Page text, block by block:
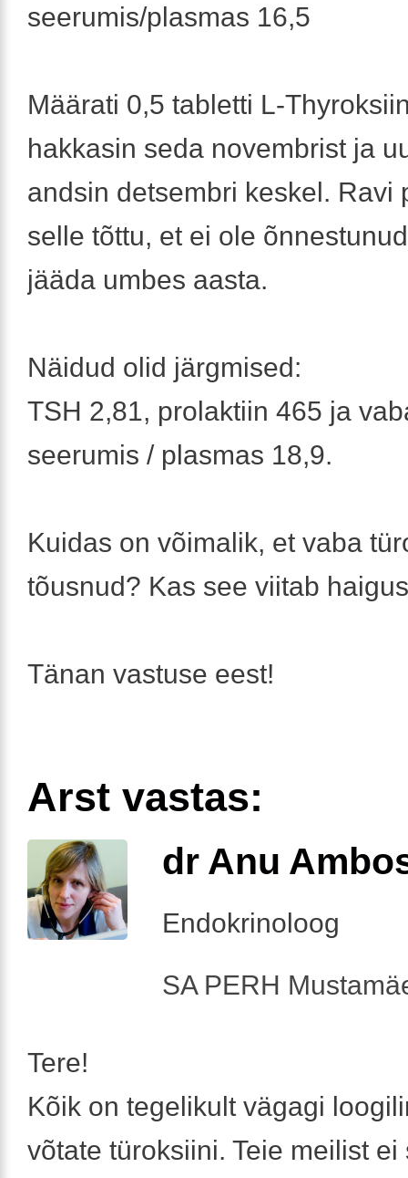
seerumis/plasmas 16,5
Määrati 0,5 tabletti L-
hakkasin seda novembrist ja
andsin detsembri keskel. Ravi
selle tõttu, et ei ole
jääda umbes aasta.
Näidud olid järgmised:
TSH 2,81, prolaktiin 465 ja
seerumis / plasmas 18,9.
Kuidas on võimalik, et vaba
tõusnud? Kas see viitab
Tänan vastuse eest!
Arst vastas:
dr Anu
Endokrinoloog
SA PERH
Tere!
Kõik on tegelikult vägagi
võtate türoksiini. Teie meilist ei